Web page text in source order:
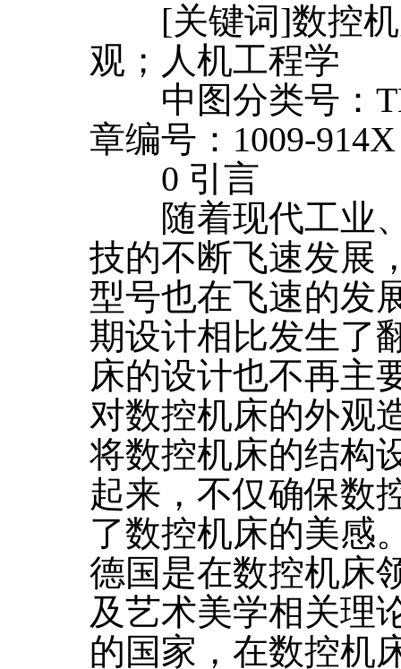
[关键词]数控机
观；人机工程学
中图分类号：
章编号：1009-
0 引言
随着现代工业、
技的不断飞速发展
型号也在飞速的发
期设计相比发生了
床的设计也不再主
对数控机床的外观
将数控机床的结构
起来，不仅确保数
了数控机床的美感
德国是在数控机床
及艺术美学相关理
的国家，在数控机